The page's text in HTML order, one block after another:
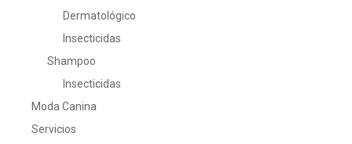
Dermatológico
Insecticidas
Shampoo
Insecticidas
Moda Canina
Servicios